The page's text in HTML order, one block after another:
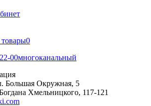
0
00многоканальный
Большая Окружная, 5
Хмельницкого, 117-121